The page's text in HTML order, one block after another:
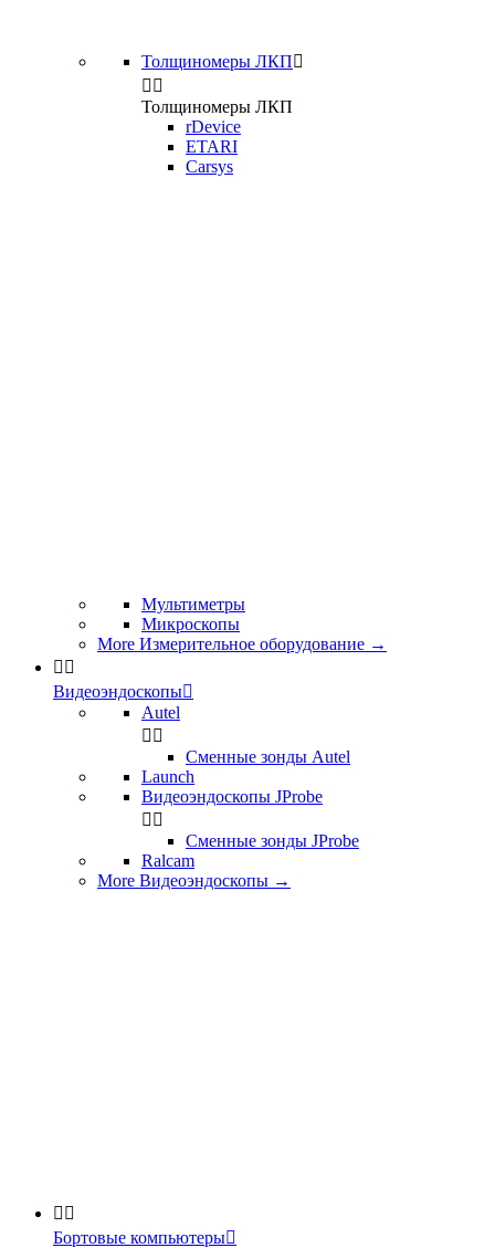
Толщиномеры ЛКП
 
Толщиномеры ЛКП
rDevice
ETARI
Carsys
Мультиметры
Микроскопы
More Измерительное оборудование →
 
Видеоэндоскопы
Autel
 
Сменные зонды Autel
Launch
Видеоэндоскопы JProbe
 
Сменные зонды JProbe
Ralcam
More Видеоэндоскопы →
 
Бортовые компьютеры